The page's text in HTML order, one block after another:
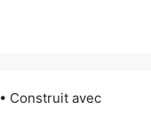
• Construit avec